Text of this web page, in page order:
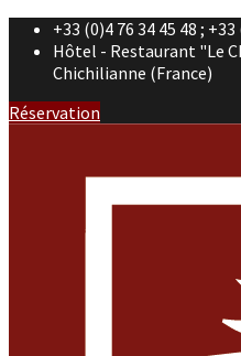
+33 (0)4 76 34 45 48 ; +33
Hôtel - Restaurant "Le
Chichilianne (France)
Réservation